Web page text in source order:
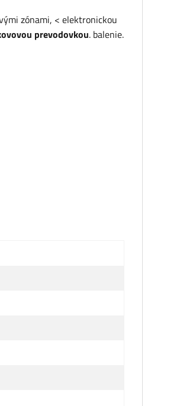
zónami, < elektronickou
prevodovkou. balenie.